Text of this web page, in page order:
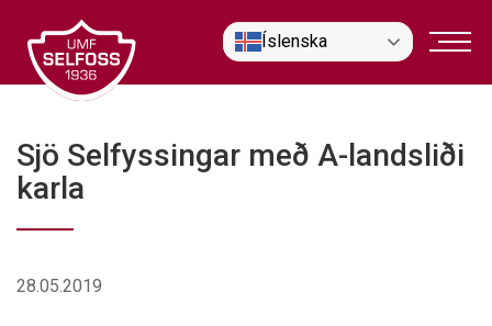
efni
Íslenska
Sjö Selfyssingar með A-landsliði
karla
28.05.2019